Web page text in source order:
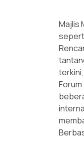
Majlis